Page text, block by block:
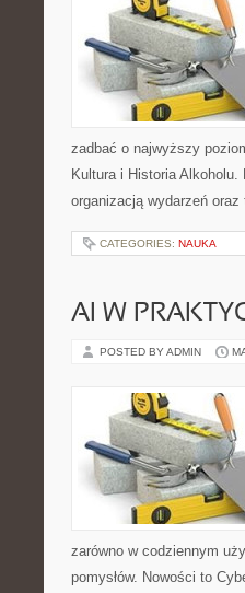
zadbać o najwyższy
Kultura i Historia
organizacją wydarzeń
CATEGORIES: NAUKA
AI W
POSTED BY ADMIN
zarówno w codziennym
pomysłów. Nowości to